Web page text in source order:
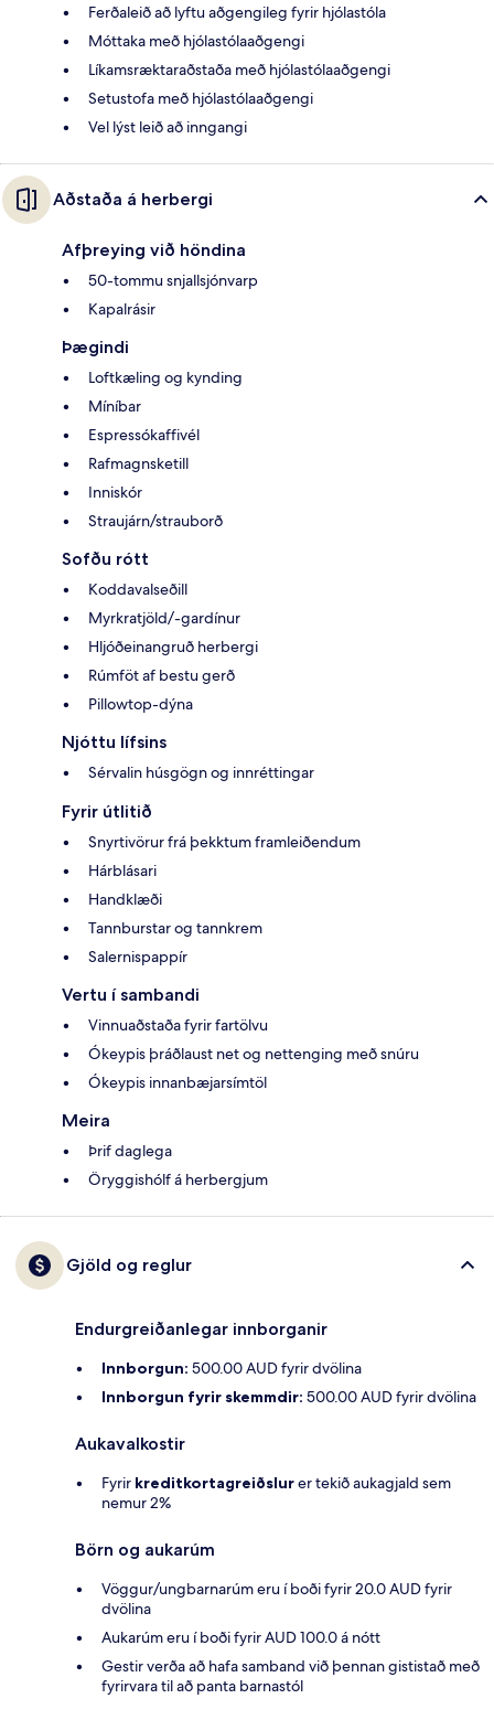
Ferðaleið að lyftu aðgengileg fyrir hjólastóla
Móttaka með hjólastólaaðgengi
Líkamsræktaraðstaða með hjólastólaaðgengi
Setustofa með hjólastólaaðgengi
Vel lýst leið að inngangi
Aðstaða á herbergi
Afþreying við höndina
50-tommu snjallsjónvarp
Kapalrásir
Þægindi
Loftkæling og kynding
Míníbar
Espressókaffivél
Rafmagnsketill
Inniskór
Straujárn/strauborð
Sofðu rótt
Koddavalseðill
Myrkratjöld/-gardínur
Hljóðeinangruð herbergi
Rúmföt af bestu gerð
Pillowtop-dýna
Njóttu lífsins
Sérvalin húsgögn og innréttingar
Fyrir útlitið
Snyrtivörur frá þekktum framleiðendum
Hárblásari
Handklæði
Tannburstar og tannkrem
Salernispappír
Vertu í sambandi
Vinnuaðstaða fyrir fartölvu
Ókeypis þráðlaust net og nettenging með snúru
Ókeypis innanbæjarsímtöl
Meira
Þrif daglega
Öryggishólf á herbergjum
Gjöld og reglur
Endurgreiðanlegar innborganir
Innborgun: 500.00 AUD fyrir dvölina
Innborgun fyrir skemmdir: 500.00 AUD fyrir dvölina
Aukavalkostir
Fyrir kreditkortagreiðslurer tekið aukagjald sem
nemur 2%
Börn og aukarúm
Vöggur/ungbarnarúm eru í boði fyrir 20.0 AUD fyrir
dvölina
Aukarúm eru í boði fyrir AUD 100.0 á nótt
Gestir verða að hafa samband við þennan gististað með
fyrirvara til að panta barnastól